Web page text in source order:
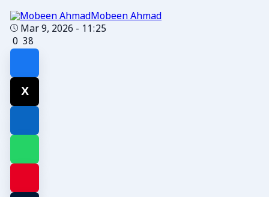
Mobeen Ahmad
Mar 9, 2026 - 11:25
0 38